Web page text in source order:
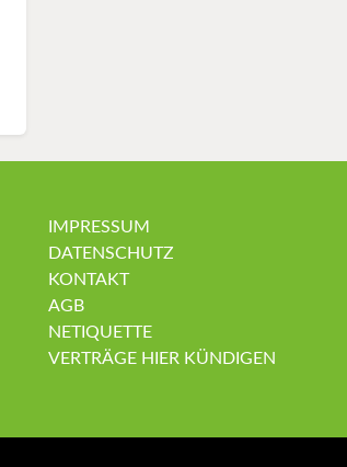
IMPRESSUM
DATENSCHUTZ
KONTAKT
AGB
NETIQUETTE
VERTRÄGE HIER KÜNDIGEN